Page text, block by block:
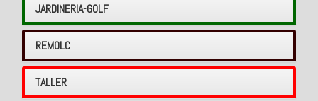
JARDINERIA-GOLF
REMOLC
TALLER